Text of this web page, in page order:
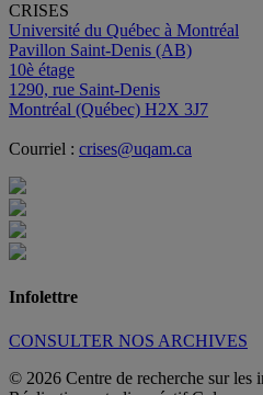
CRISES
Université du Québec à Montréal
Pavillon Saint-Denis (AB)
10è étage
1290, rue Saint-Denis
Montréal (Québec) H2X 3J7
Courriel : crises@uqam.ca
Infolettre
CONSULTER NOS ARCHIVES
© 2026 Centre de recherche sur les